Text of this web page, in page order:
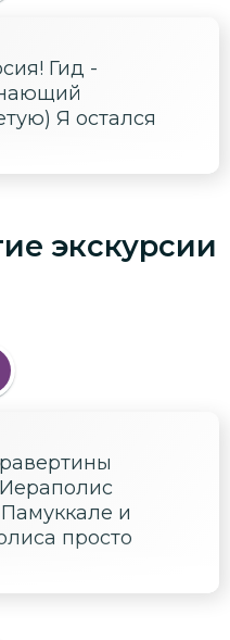
Гид -
Я остался
экскурсии
и
просто